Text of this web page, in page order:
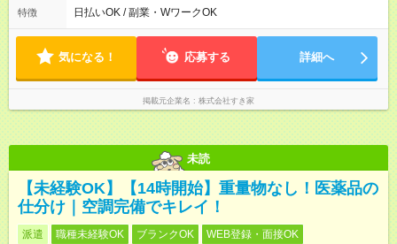
す。 必ず、2名以上での勤務を行いますので、安心して働けま
す。
特徴 日払いOK / 副業・WワークOK
気になる！ 応募する 詳細へ
掲載元企業名 株式会社すき家
未読
【未経験OK】【14時開始】重量物なし！医薬品の
仕分け｜空調完備でキレイ！
派遣 職種未経験OK ブランクOK WEB登録・面接OK